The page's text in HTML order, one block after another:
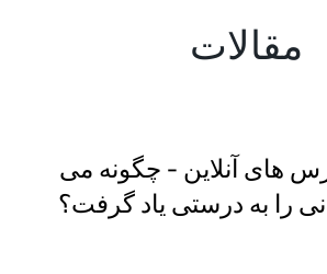
مقالات
های آنلاین - چگونه می
را به درستی یاد گرفت؟